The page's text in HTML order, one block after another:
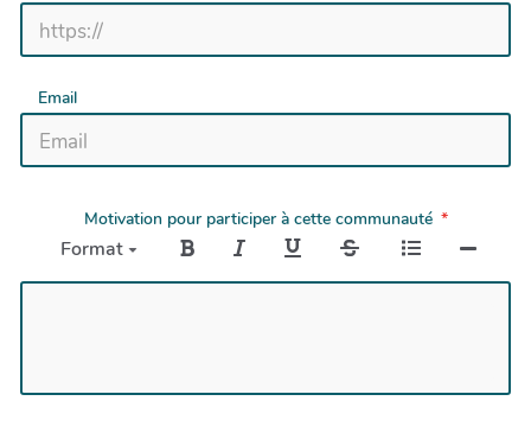
Email
Motivation pour participer à cette communauté
Format